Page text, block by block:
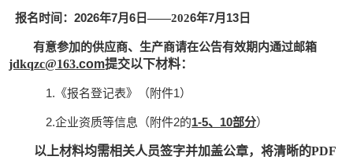
报名时间：2026年7月6 日——2026年7月 13 日
有意参加的供应商、生产商请在公告有效期内通过邮箱
jdkqzc@163.com提交以下材料：
1.《报名登记表》（附件1）
2.企业资质等信息（附件2的1-5、10部分）
以上材料均需相关人员签字并加盖公章，将清晰的PDF